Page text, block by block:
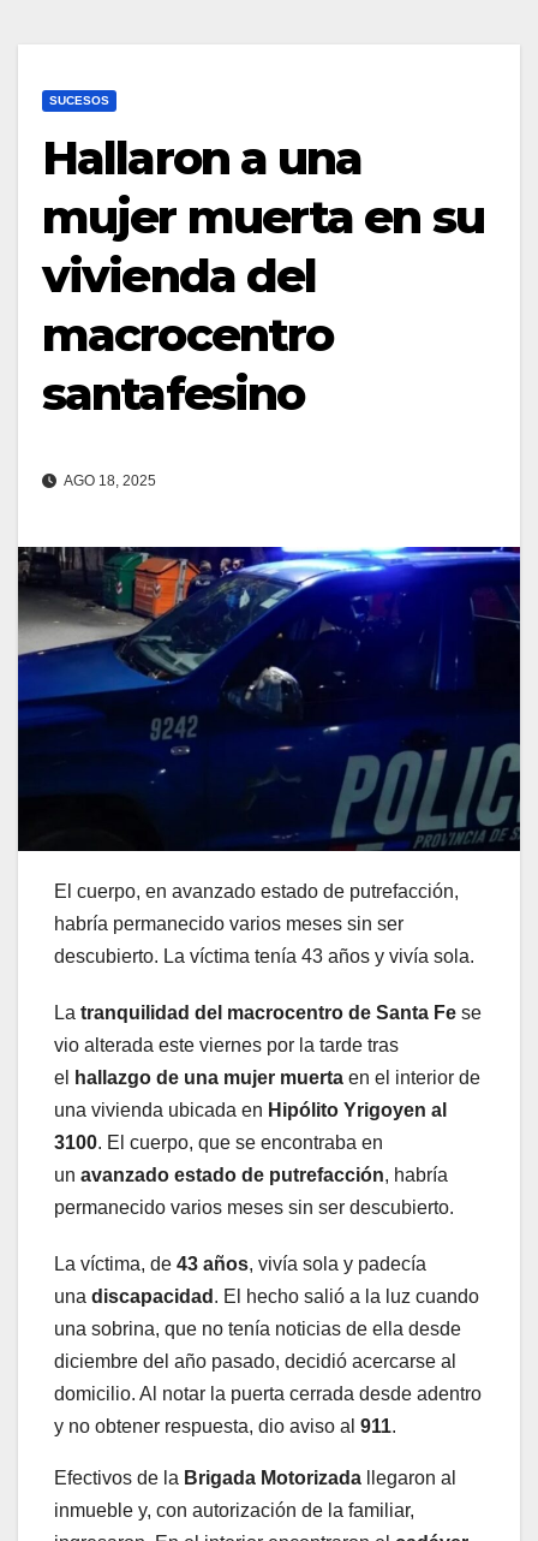
SUCESOS
Hallaron a una
mujer muerta en su
vivienda del
macrocentro
santafesino
AGO 18, 2025
El cuerpo, en avanzado estado de putrefacción,
habría permanecido varios meses sin ser
descubierto. La víctima tenía 43 años y vivía sola.
La tranquilidad del macrocentro de Santa Fe se
vio alterada este viernes por la tarde tras
el
hallazgo de una mujer muerta en el interior de
una vivienda ubicada en Hipólito Yrigoyen al
3100. El cuerpo, que se encontraba en
un avanzado estado de putrefacción, habría
permanecido varios meses sin ser descubierto.
La víctima, de 43 años, vivía sola y padecía
una discapacidad . El hecho salió a la luz cuando
una sobrina, que no tenía noticias de ella desde
diciembre del año pasado, decidió acercarse al
domicilio. Al notar la puerta cerrada desde adentro
y no obtener respuesta, dio aviso al 911.
Efectivos de la Brigada Motorizada llegaron al
inmueble y, con autorización de la familiar,